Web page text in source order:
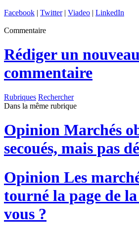
Facebook | Twitter| Viadeo | LinkedIn
Commentaire
Rédiger un nouveau
commentaire
Rubriques Rechercher
Dans la même rubrique
Opinion Marchés
secoués, mais pas
Opinion Les
tourné la page de
vous ?